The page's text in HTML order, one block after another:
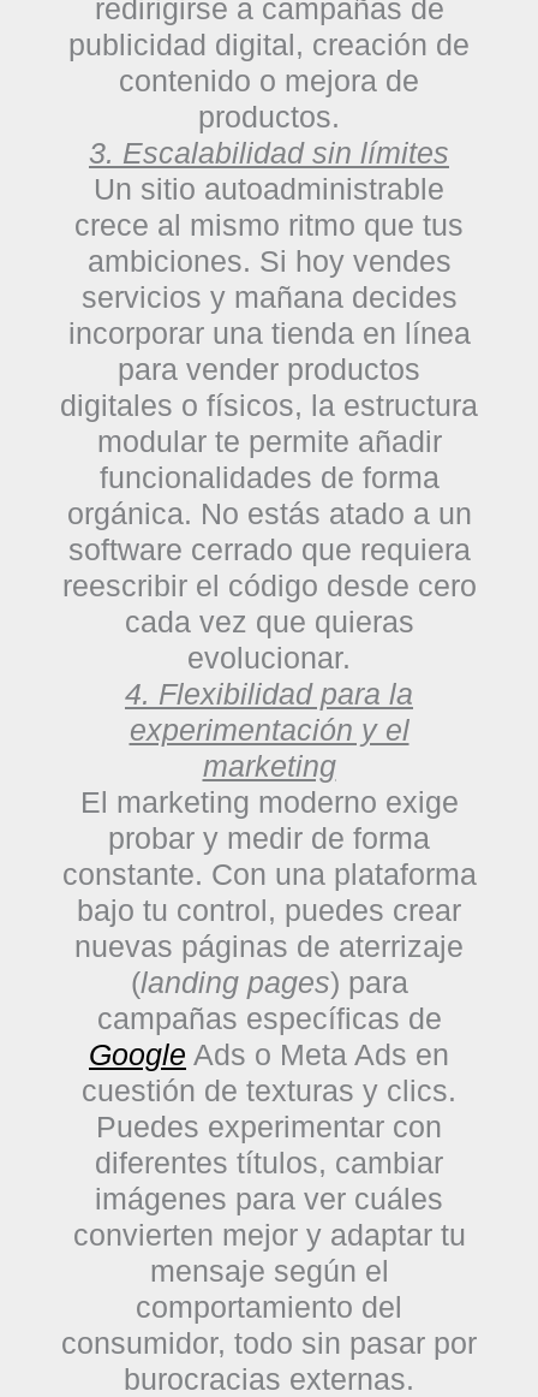
redirigirse a campañas de
publicidad digital, creación de
contenido o mejora de
productos.
3. Escalabilidad sin límites
Un sitio autoadministrable
crece al mismo ritmo que tus
ambiciones. Si hoy vendes
servicios y mañana decides
incorporar una tienda en línea
para vender productos
digitales o físicos, la estructura
modular te permite añadir
funcionalidades de forma
orgánica. No estás atado a un
software cerrado que requiera
reescribir el código desde cero
cada vez que quieras
evolucionar.
4. Flexibilidad para la
experimentación y el
marketing
El marketing moderno exige
probar y medir de forma
constante. Con una plataforma
bajo tu control, puedes crear
nuevas páginas de aterrizaje
(landing pages) para
campañas específicas de
Google Ads o Meta Ads en
cuestión de texturas y clics.
Puedes experimentar con
diferentes títulos, cambiar
imágenes para ver cuáles
convierten mejor y adaptar tu
mensaje según el
comportamiento del
consumidor, todo sin pasar por
burocracias externas.